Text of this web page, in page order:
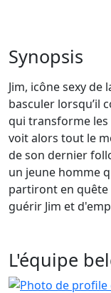
Synopsis
Jim, icône sexy de
basculer lorsqu’il
qui transforme les
voit alors tout le
de son dernier
un jeune homme
partiront en quête
guérir Jim et
L'équipe